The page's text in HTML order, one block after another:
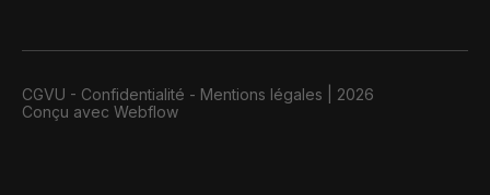
CGVU - Confidentialité - Mentions légales
2026
Conçu avec Webflow